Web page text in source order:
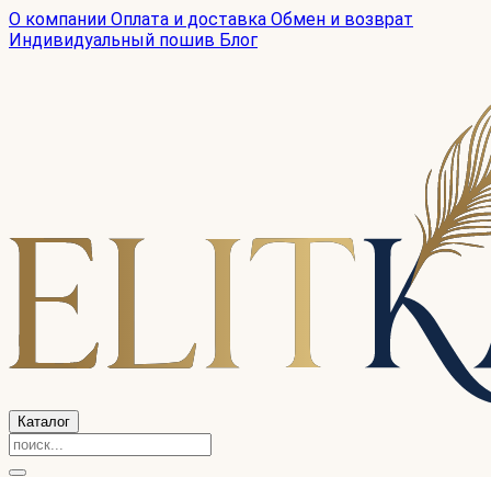
О компании Оплата и доставка Обмен и возврат
Индивидуальный пошив Блог
Каталог